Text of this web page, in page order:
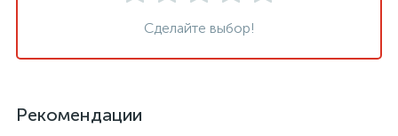
Сделайте выбор!
Рекомендации